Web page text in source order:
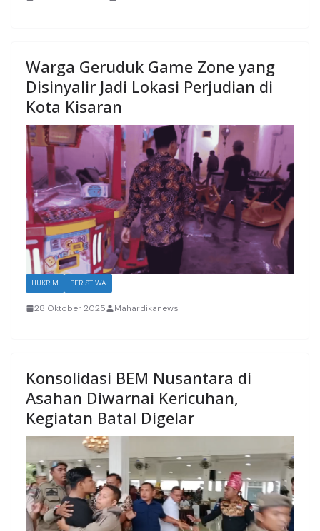
Warga Geruduk Game Zone yang
Disinyalir Jadi Lokasi Perjudian di
Kota Kisaran
HUKRIM PERISTIWA
28 Oktober 2025 Mahardikanews
Konsolidasi BEM Nusantara di
Asahan Diwarnai Kericuhan,
Kegiatan Batal Digelar